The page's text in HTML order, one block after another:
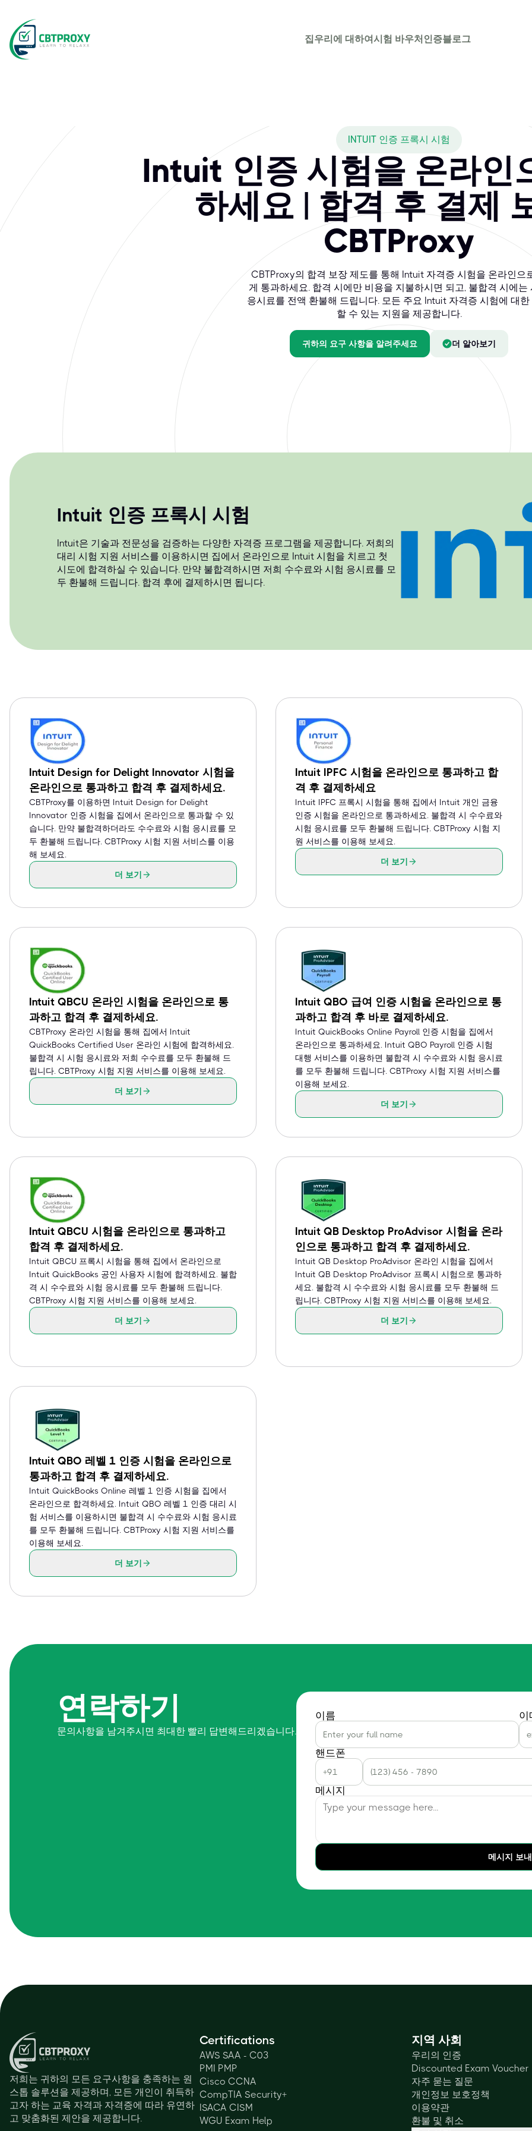
집우리에 대하여시험 바우처 인증블로그
Intuit은 기술과 전문성을 검증하는 다양한 자격증 프로그램을 제공합니다. 저희의 대리 시험 지원 서비스를 이용하시면 집에
INTUIT 인증 프록시 시험
Intuit 인증 시험을 온라인
하세요 | 합격 후 결제
CBTProxy
CBTProxy의 합격 보장 제도를 통해 Intuit 자격증 시험을 온라인으
게 통과하세요. 합격 시에만 비용을 지불하시면 되고, 불합격 시에는
응시료를 전액 환불해 드립니다. 모든 주요 Intuit 자격증 시험에 대한
할 수 있는 지원을 제공합니다.
귀하의 요구 사항을 알려주세요 더 알아보기
Intuit 인증 프록시 시험
Intuit은 기술과 전문성을 검증하는 다양한 자격증 프로그램을 제공합니다. 저희의
대리 시험 지원 서비스를 이용하시면 집에서 온라인으로 Intuit 시험을 치르고 첫
시도에 합격하실 수 있습니다. 만약 불합격하시면 저희 수수료와 시험 응시료를 모
두 환불해 드립니다. 합격 후에 결제하시면 됩니다.
Intuit Design for Delight Innovator 시험을
온라인으로 통과하고 합격 후 결제하세요.
CBTProxy를 이용하면 Intuit Design for Delight
Innovator 인증 시험을 집에서 온라인으로 통과할 수 있
습니다. 만약 불합격하더라도 수수료와 시험 응시료를 모
두 환불해 드립니다. CBTProxy 시험 지원 서비스를 이용
해 보세요.
더 보기
Intuit IPFC 시험을 온라인으로 통과하고 합
격 후 결제하세요
Intuit IPFC 프록시 시험을 통해 집에서 Intuit 개인 금융
인증 시험을 온라인으로 통과하세요. 불합격 시 수수료와
시험 응시료를 모두 환불해 드립니다. CBTProxy 시험 지
원 서비스를 이용해 보세요.
더 보기
Intuit QBCU 온라인 시험을 온라인으로 통
과하고 합격 후 결제하세요.
CBTProxy 온라인 시험을 통해 집에서 Intuit
QuickBooks Certified User 온라인 시험에 합격하세요.
불합격 시 시험 응시료와 저희 수수료를 모두 환불해 드
립니다. CBTProxy 시험 지원 서비스를 이용해 보세요.
더 보기
Intuit QBO 급여 인증 시험을 온라인으로 통
과하고 합격 후 바로 결제하세요.
Intuit QuickBooks Online Payroll 인증 시험을 집에서
온라인으로 통과하세요. Intuit QBO Payroll 인증 시험
대행 서비스를 이용하면 불합격 시 수수료와 시험 응시료
를 모두 환불해 드립니다. CBTProxy 시험 지원 서비스를
이용해 보세요.
더 보기
Intuit QBCU 시험을 온라인으로 통과하고
합격 후 결제하세요.
Intuit QBCU 프록시 시험을 통해 집에서 온라인으로
Intuit QuickBooks 공인 사용자 시험에 합격하세요. 불합
격 시 수수료와 시험 응시료를 모두 환불해 드립니다.
CBTProxy 시험 지원 서비스를 이용해 보세요.
더 보기
Intuit QB Desktop ProAdvisor 시험을 온라
인으로 통과하고 합격 후 결제하세요.
Intuit QB Desktop ProAdvisor 온라인 시험을 집에서
Intuit QB Desktop ProAdvisor 프록시 시험으로 통과하
세요. 불합격 시 수수료와 시험 응시료를 모두 환불해 드
립니다. CBTProxy 시험 지원 서비스를 이용해 보세요.
더 보기
Intuit QBO 레벨 1 인증 시험을 온라인으로
통과하고 합격 후 결제하세요.
Intuit QuickBooks Online 레벨 1 인증 시험을 집에서
온라인으로 합격하세요. Intuit QBO 레벨 1 인증 대리 시
험 서비스를 이용하시면 불합격 시 수수료와 시험 응시료
를 모두 환불해 드립니다. CBTProxy 시험 지원 서비스를
이용해 보세요.
더 보기
연락하기
문의사항을 남겨주시면 최대한 빨리 답변해드리겠습니다.
이름 이
핸드폰
메시지
메시지 보
저희는 귀하의 모든 요구사항을 충족하는 원
스톱 솔루션을 제공하며, 모든 개인이 취득하
고자 하는 교육 자격과 자격증에 따라 유연하
고 맞춤화된 제안을 제공합니다.
Certifications
AWS SAA - C03
PMI PMP
Cisco CCNA
CompTIA Security+
ISACA CISM
WGU Exam Help
지역 사회
우리의 인증
Discounted Exam Voucher
자주 묻는 질문
개인정보 보호정책
이용약관
환불 및 취소